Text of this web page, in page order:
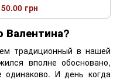
грн
Валентина?
традиционный в нашей
вполне обосновано,
И день когда